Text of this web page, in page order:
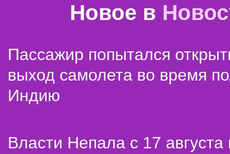
Новое в
Пассажир попытался
выход самолета во время
Индию
Власти Непала с 17 августа